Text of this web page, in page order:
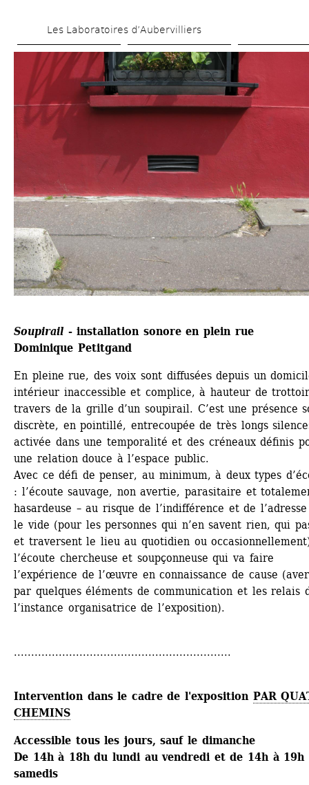
to
main
content
Les Laboratoires d’Aubervilliers
Soupirail - installation sonore en plein rue
Dominique Petitgand
En pleine rue, des voix sont diffusées depuis un
intérieur inaccessible et complice, à hauteur de
travers de la grille d’un soupirail. C’est une présence
discrète, en pointillé, entrecoupée de très longs
activée dans une temporalité et des créneaux définis
une relation douce à l’espace public.
Avec ce défi de penser, au minimum, à deux types
: l’écoute sauvage, non avertie, parasitaire et
hasardeuse – au risque de l’indifférence et de
le vide (pour les personnes qui n’en savent rien, qui
et traversent le lieu au quotidien ou
l’écoute chercheuse et soupçonneuse qui va faire
l’expérience de l’œuvre en connaissance de cause
par quelques éléments de communication et les relais
l’instance organisatrice de l’exposition).
...............................................................
Intervention dans le cadre de l'exposition PAR
CHEMINS
Accessible tous les jours, sauf le dimanche
De 14h à 18h du lundi au vendredi et de 14h à 19h
samedis